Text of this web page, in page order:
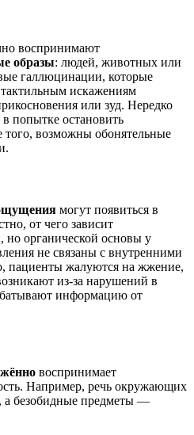
воспринимают
образы: людей, животных или
галлюцинации, которые
искажениям
или зуд. Нередко
попытке остановить
возможны обонятельные
могут появиться в
от чего зависит
но органической основы у
не связаны с внутренними
пациенты жалуются на жжение,
из-за нарушений в
информацию от
воспринимает
Например, речь окружающих
а безобидные предметы —